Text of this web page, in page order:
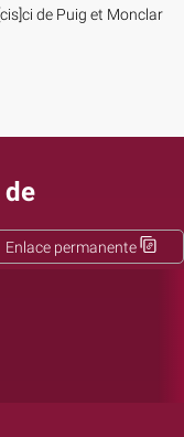
de Puig et Monclar
de
Enlace permanente